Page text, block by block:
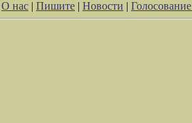
О нас | Пишите | Новости | Голосование